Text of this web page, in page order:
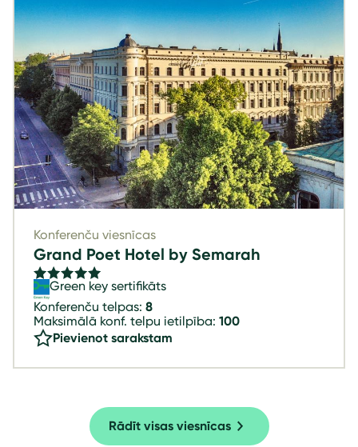
Konferenču viesnīcas
Grand Poet Hotel by Semarah
Green key sertifikāts
Konferenču telpas: 8
Maksimālā konf. telpu ietilpība: 100
Pievienot sarakstam
Rādīt visas viesnīcas